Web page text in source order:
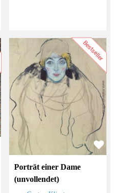
Bestseller
Porträt einer Dame
(unvollendet)